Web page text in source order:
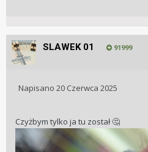
SLAWEK 01 91999
Napisano 20 Czerwca 2025
Czyżbym tylko ja tu został🤔